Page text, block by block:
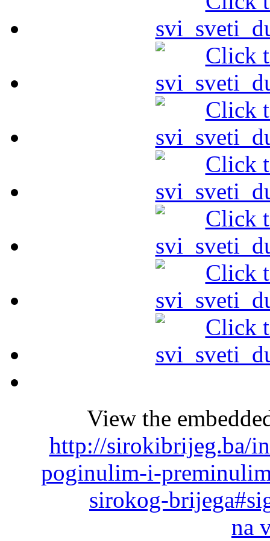
View the
http://sirokibrijeg.ba/
poginulim-i-
sirokog-
na